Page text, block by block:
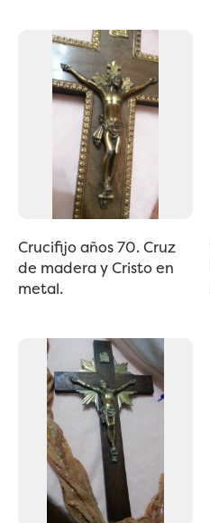
Crucifijo años 70. Cruz
de madera y Cristo en
metal.